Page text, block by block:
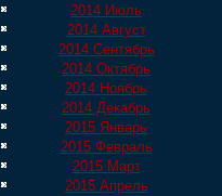
2014 Июль
2014 Август
2014 Сентябрь
2014 Октябрь
2014 Ноябрь
2014 Декабрь
2015 Январь
2015 Февраль
2015 Март
2015 Апрель